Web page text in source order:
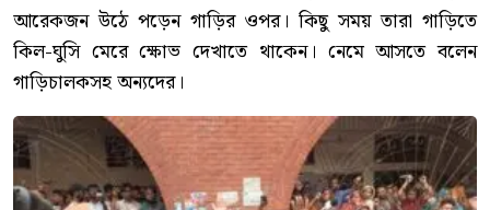
আরেকজন উঠে পড়েন গাড়ির ওপর। কিছু সময় তারা গাড়িতে
কিল-ঘুসি মেরে ক্ষোভ দেখাতে থাকেন। নেমে আসতে বলেন
গাড়িচালকসহ অন্যদের।